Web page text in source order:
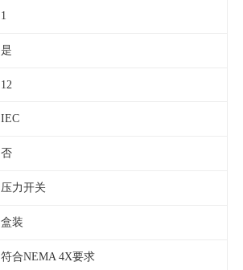
1
是
12
IEC
否
压力开关
盒装
符合NEMA 4X要求